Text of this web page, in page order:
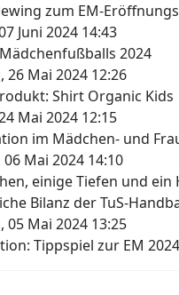
zum EM-
Juni 2024 14:43
2024
26 Mai 2024 12:26
Shirt Organic Kids
Mai 2024 12:15
im Mädchen- und
Mai 2024 14:10
einige Tiefen und ein
Bilanz der TuS-
05 Mai 2024 13:25
Tippspiel zur EM 2024